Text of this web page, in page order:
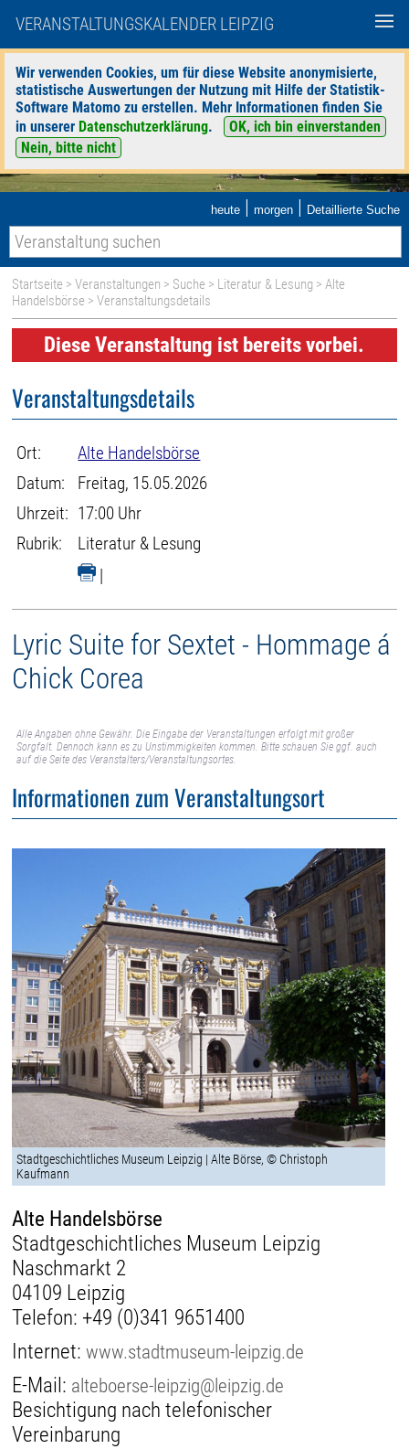
VERANSTALTUNGSKALENDER LEIPZIG
Wir verwenden Cookies, um für diese Website anonymisierte,
statistische Auswertungen der Nutzung mit Hilfe der Statistik-
Software Matomo zu erstellen. Mehr Informationen finden Sie
in unserer Datenschutzerklärung.
OK, ich bin einverstanden
Nein, bitte nicht
heute | morgen | Detaillierte Suche
Startseite >Veranstaltungen > Suche > Literatur & Lesung >Alte
Handelsbörse > Veranstaltungsdetails
Diese Veranstaltung ist bereits vorbei.
Veranstaltungsdetails
Ort:
Alte Handelsbörse
Datum:
Freitag, 15.05.2026
Uhrzeit: 17:00 Uhr
Rubrik:
Literatur & Lesung
|
Lyric Suite for Sextet - Hommage á
Chick Corea
Alle Angaben ohne Gewähr. Die Eingabe der Veranstaltungen erfolgt mit großer
Sorgfalt. Dennoch kann es zu Unstimmigkeiten kommen. Bitte schauen Sie ggf. auch
auf die Seite des Veranstalters/Veranstaltungsortes.
Informationen zum Veranstaltungsort
Stadtgeschichtliches Museum Leipzig | Alte Börse, © Christoph
Kaufmann
Alte Handelsbörse
Stadtgeschichtliches Museum Leipzig
Naschmarkt 2
04109 Leipzig
Telefon: +49 (0)341 9651400
Internet:www.stadtmuseum-leipzig.de
E-Mail: alteboerse-leipzig@leipzig.de
Besichtigung nach telefonischer
Vereinbarung